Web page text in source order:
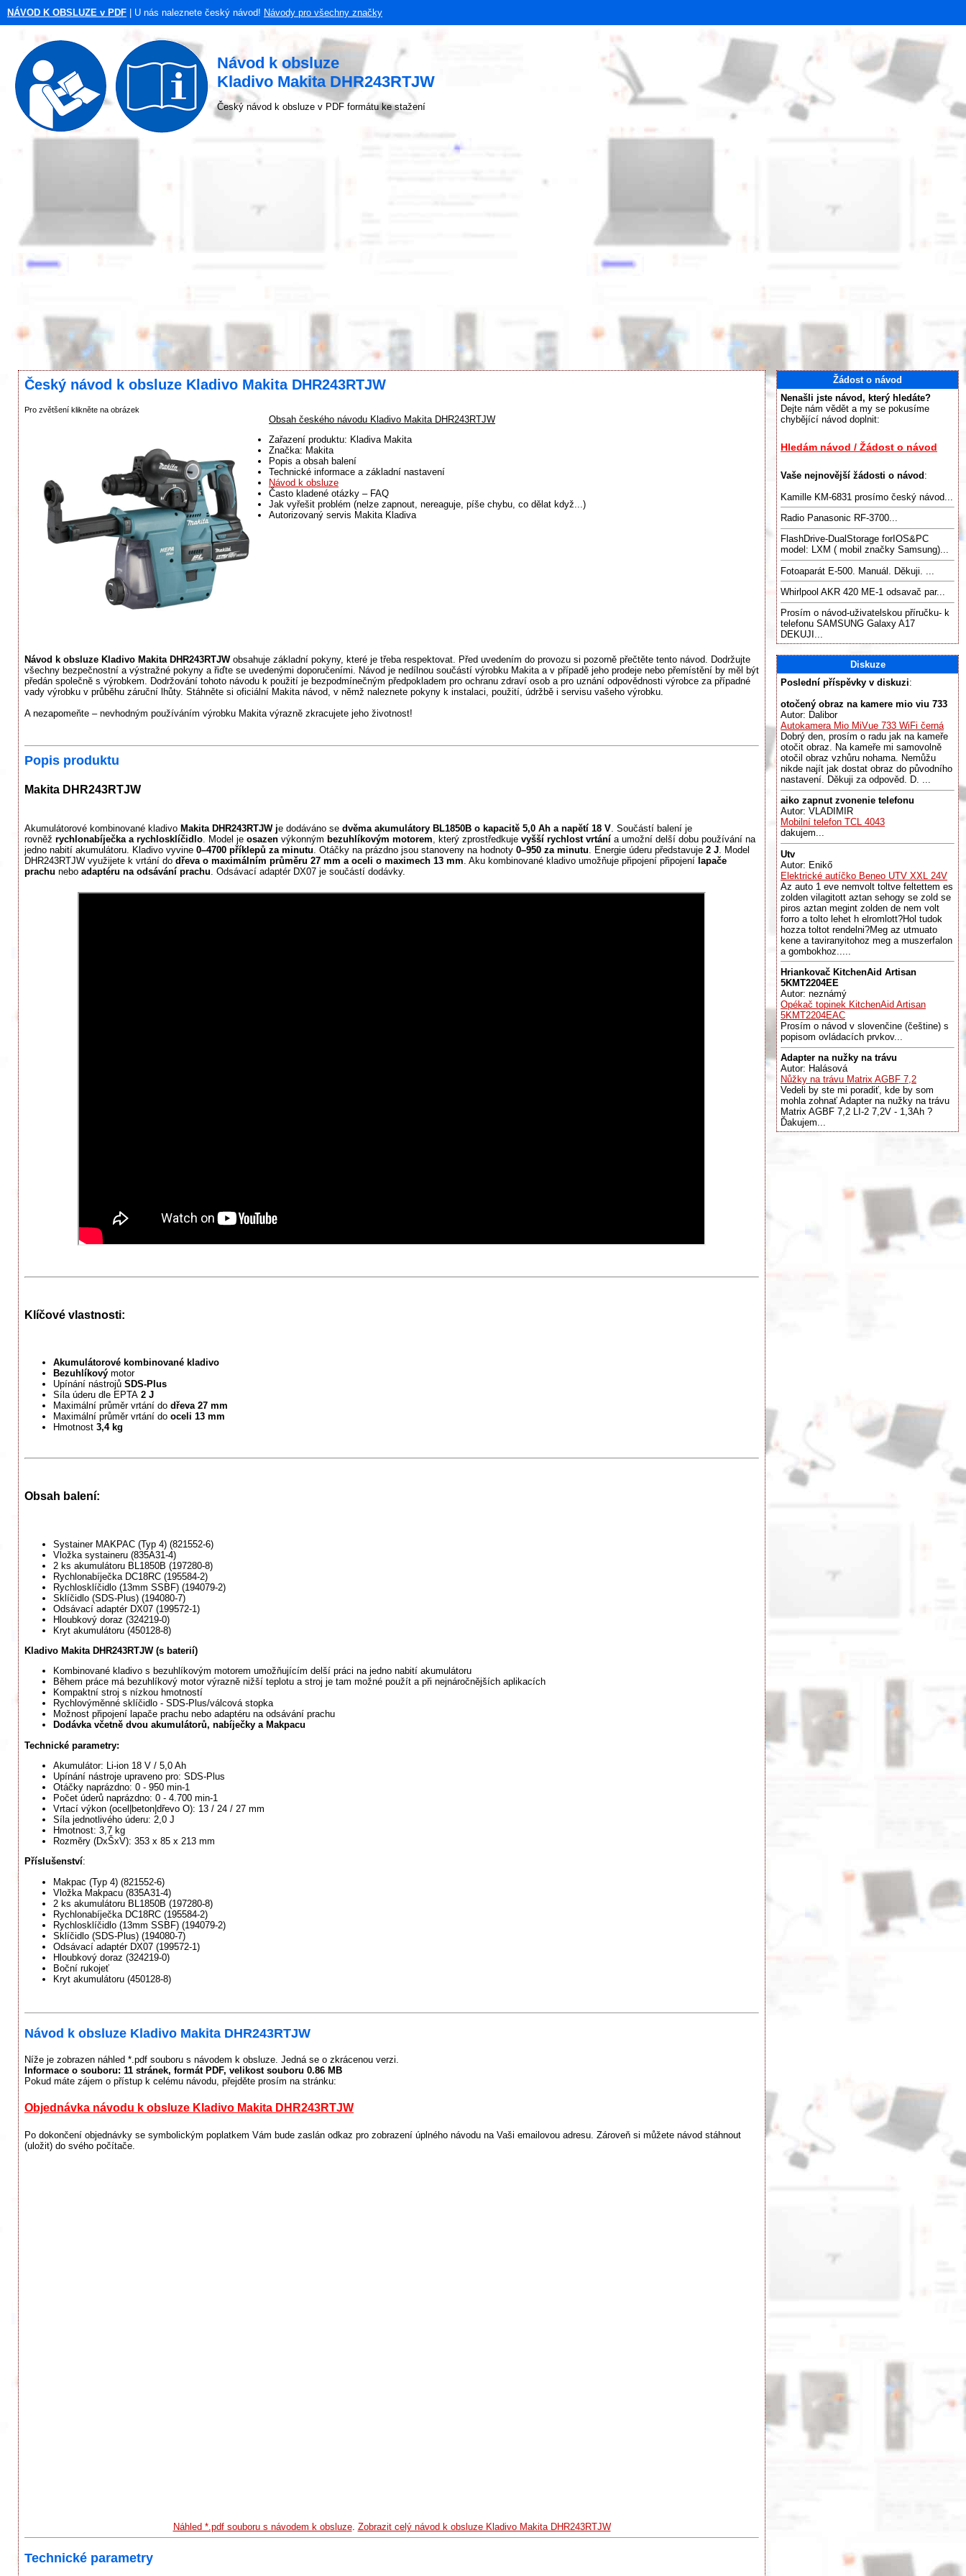
NÁVOD K OBSLUZE v PDF | U nás naleznete český návod! Návody pro všechny značky
Návod k obsluze
Kladivo Makita DHR243RTJW
Český návod k obsluze v PDF formátu ke stažení
Český návod k obsluze Kladivo Makita DHR243RTJW
Pro zvětšení klikněte na obrázek
Obsah českého návodu Kladivo Makita DHR243RTJW
Zařazení produktu: Kladiva Makita
Značka: Makita
Popis a obsah balení
Technické informace a základní nastavení
Návod k obsluze
Často kladené otázky – FAQ
Jak vyřešit problém (nelze zapnout, nereaguje, píše chybu, co dělat když...)
Autorizovaný servis Makita Kladiva
Návod k obsluze Kladivo Makita DHR243RTJWobsahuje základní pokyny, které je třeba respektovat. Před uvedením do provozu si pozorně přečtěte tento návod. Dodržujte
všechny bezpečnostní a výstražné pokyny a řiďte se uvedenými doporučeními. Návod je nedílnou součástí výrobku Makita a v případě jeho prodeje nebo přemístění by měl být
předán společně s výrobkem. Dodržování tohoto návodu k použití je bezpodmínečným předpokladem pro ochranu zdraví osob a pro uznání odpovědnosti výrobce za případné
vady výrobku v průběhu záruční lhůty. Stáhněte si oficiální Makita návod, v němž naleznete pokyny k instalaci, použití, údržbě i servisu vašeho výrobku.
A nezapomeňte – nevhodným používáním výrobku Makita výrazně zkracujete jeho životnost!
Popis produktu
Makita DHR243RTJW
Akumulátorové kombinované kladivo Makita DHR243RTJW je dodáváno se dvěma akumulátory BL1850B o kapacitě 5,0 Ah a napětí 18 V . Součástí balení je
rovněž rychlonabíječka a rychlosklíčidlo . Model je osazen výkonným bezuhlíkovým motorem , který zprostředkuje vyšší rychlost vrtání a umožní delší dobu používání na
jedno nabití akumulátoru. Kladivo vyvine 0–4700 příklepů za minutu . Otáčky na prázdno jsou stanoveny na hodnoty 0–950 za minutu . Energie úderu představuje 2 J . Model
DHR243RTJW využijete k vrtání do dřeva o maximálním průměru 27 mm a oceli o maximech 13 mm . Aku kombinované kladivo umožňuje připojení připojení lapače
prachu nebo adaptéru na odsávání prachu . Odsávací adaptér DX07 je součástí dodávky.
Klíčové vlastnosti:
Akumulátorové kombinované kladivo
Bezuhlíkový motor
Upínání nástrojů SDS-Plus
Síla úderu dle EPTA 2 J
Maximální průměr vrtání do dřeva 27 mm
Maximální průměr vrtání do oceli 13 mm
Hmotnost 3,4 kg
Obsah balení:
Systainer MAKPAC (Typ 4) (821552-6)
Vložka systaineru (835A31-4)
2 ks akumulátoru BL1850B (197280-8)
Rychlonabíječka DC18RC (195584-2)
Rychlosklíčidlo (13mm SSBF) (194079-2)
Sklíčidlo (SDS-Plus) (194080-7)
Odsávací adaptér DX07 (199572-1)
Hloubkový doraz (324219-0)
Kryt akumulátoru (450128-8)
Kladivo Makita DHR243RTJW (s baterií)
Kombinované kladivo s bezuhlíkovým motorem umožňujícím delší práci na jedno nabití akumulátoru
Během práce má bezuhlíkový motor výrazně nižší teplotu a stroj je tam možné použít a při nejnáročnějších aplikacích
Kompaktní stroj s nízkou hmotností
Rychlovýměnné sklíčidlo - SDS-Plus/válcová stopka
Možnost připojení lapače prachu nebo adaptéru na odsávání prachu
Dodávka včetně dvou akumulátorů, nabíječky a Makpacu
Technické parametry:
Akumulátor: Li-ion 18 V / 5,0 Ah
Upínání nástroje upraveno pro: SDS-Plus
Otáčky naprázdno: 0 - 950 min-1
Počet úderů naprázdno: 0 - 4.700 min-1
Vrtací výkon (ocel|beton|dřevo O): 13 / 24 / 27 mm
Síla jednotlivého úderu: 2,0 J
Hmotnost: 3,7 kg
Rozměry (DxŠxV): 353 x 85 x 213 mm
Příslušenství:
Makpac (Typ 4) (821552-6)
Vložka Makpacu (835A31-4)
2 ks akumulátoru BL1850B (197280-8)
Rychlonabíječka DC18RC (195584-2)
Rychlosklíčidlo (13mm SSBF) (194079-2)
Sklíčidlo (SDS-Plus) (194080-7)
Odsávací adaptér DX07 (199572-1)
Hloubkový doraz (324219-0)
Boční rukojeť
Kryt akumulátoru (450128-8)
Návod k obsluze Kladivo Makita DHR243RTJW
Níže je zobrazen náhled *.pdf souboru s návodem k obsluze. Jedná se o zkrácenou verzi.
Informace o souboru: 11 stránek, formát PDF, velikost souboru 0.86 MB
Pokud máte zájem o přístup k celému návodu, přejděte prosím na stránku:
Objednávka návodu k obsluze Kladivo Makita DHR243RTJW
Po dokončení objednávky se symbolickým poplatkem Vám bude zaslán odkaz pro zobrazení úplného návodu na Vaši emailovou adresu. Zároveň si můžete návod stáhnout
(uložit) do svého počítače.
Náhled *.pdf souboru s návodem k obsluze. Zobrazit celý návod k obsluze Kladivo Makita DHR243RTJW
Technické parametry
Žádost o návod
Nenašli jste návod, který hledáte?
Dejte nám vědět a my se pokusíme
chybějící návod doplnit:
Hledám návod / Žádost o návod
Vaše nejnovější žádosti o návod :
Kamille KM-6831 prosímo český návod...
Radio Panasonic RF-3700...
FlashDrive-DualStorage forIOS&PC
model: LXM ( mobil značky Samsung)...
Fotoaparát E-500. Manuál. Děkuji. ...
Whirlpool AKR 420 ME-1 odsavač par...
Prosím o návod-uživatelskou příručku- k
telefonu SAMSUNG Galaxy A17
DEKUJI...
Diskuze
Poslední příspěvky v diskuzi:
otočený obraz na kamere mio viu 733
Autor: Dalibor
Autokamera Mio MiVue 733 WiFi černá
Dobrý den, prosím o radu jak na kameře
otočit obraz. Na kameře mi samovolně
otočil obraz vzhůru nohama. Nemůžu
nikde najít jak dostat obraz do původního
nastavení. Děkuji za odpověd. D. ...
aiko zapnut zvonenie telefonu
Autor: VLADIMIR
Mobilní telefon TCL 4043
dakujem...
Utv
Autor: Enikő
Elektrické autíčko Beneo UTV XXL 24V
Az auto 1 eve nemvolt toltve feltettem es
zolden vilagitott aztan sehogy se zold se
piros aztan megint zolden de nem volt
forro a tolto lehet h elromlott?Hol tudok
hozza toltot rendelni?Meg az utmuato
kene a taviranyitohoz meg a muszerfalon
a gombokhoz.....
Hriankovač KitchenAid Artisan
5KMT2204EE
Autor: neznámý
Opékač topinek KitchenAid Artisan
5KMT2204EAC
Prosím o návod v slovenčine (češtine) s
popisom ovládacích prvkov...
Adapter na nužky na trávu
Autor: Halásová
Nůžky na trávu Matrix AGBF 7,2
Vedeli by ste mi poradiť, kde by som
mohla zohnať Adapter na nužky na trávu
Matrix AGBF 7,2 LI-2 7,2V - 1,3Ah ?
Ďakujem...